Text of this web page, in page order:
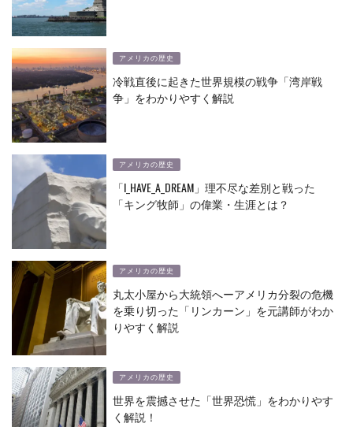
アメリカの歴史
冷戦直後に起きた世界規模の戦争「湾岸戦
争」をわかりやすく解説
アメリカの歴史
「I_HAVE_A_DREAM」理不尽な差別と戦った
「キング牧師」の偉業・生涯とは？
アメリカの歴史
丸太小屋から大統領へーアメリカ分裂の危機
を乗り切った「リンカーン」を元講師がわか
りやすく解説
アメリカの歴史
世界を震撼させた「世界恐慌」をわかりやす
く解説！